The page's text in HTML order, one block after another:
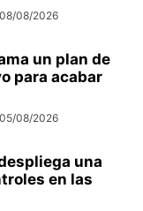
08/08/2026
un plan de
para acabar
05/08/2026
una
en las